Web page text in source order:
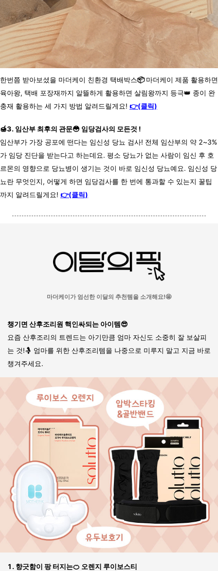
한번쯤 받아보셨을 마더케이 친환경 택배박스📦마더케이 제품 활용하면
육아왕, 택배 포장재까지 알뜰하게 활용하면 살림왕까지 등극👑 종이 완
충재 활용하는 세 가지 방법 알려드릴게요! 👉(클릭)
🍯3. 임산부 최후의 관문😳 임당검사의 모든것 !
임산부가 가장 공포에 떤다는 임신성 당뇨 검사! 전체 임산부의 약 2~3%
가 임당 진단을 받는다고 하는데요. 평소 당뇨가 없는 사람이 임신 후 호
르몬의 영향으로 당뇨병이 생기는 것이 바로 임신성 당뇨예요. 임신성 당
뇨란 무엇인지, 어떻게 하면 임당검사를 한 번에 통과할 수 있는지 꿀팁
까지 알려드릴게요! 👉(클릭)
마더케이가 엄선한 이달의 추천템을 소개해요!🤩
챙기면 산후조리원 핵인싸되는 아이템😎
요즘 산후조리의 트렌드는 아기만큼 엄마 자신도 소중히 잘 보살피
는 것!🤱 엄마를 위한 산후조리템을 나중으로 미루지 말고 지금 바로
챙겨주세요.
1. 향긋함이 팡 터지는🍊 오렌지 루이보스티